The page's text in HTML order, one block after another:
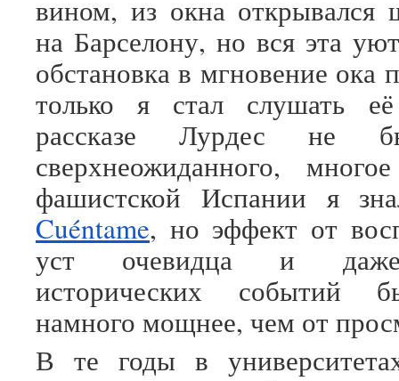
вином, из окна открывался
на Барселону, но вся эта
обстановка в мгновение ока
только я стал слушать
рассказе Лурдес не
сверхнеожиданного,
фашистской Испании я
Cuéntame, но эффект от
уст очевидца и даже
исторических событий
намного мощнее, чем от
В те годы в